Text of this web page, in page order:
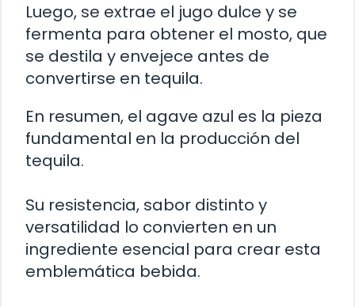
Luego, se extrae el jugo dulce y se
fermenta para obtener el mosto, que
se destila y envejece antes de
convertirse en tequila.
En resumen, el agave azul es la pieza
fundamental en la producción del
tequila.
Su resistencia, sabor distinto y
versatilidad lo convierten en un
ingrediente esencial para crear esta
emblemática bebida.